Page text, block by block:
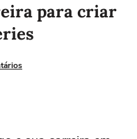
para criar